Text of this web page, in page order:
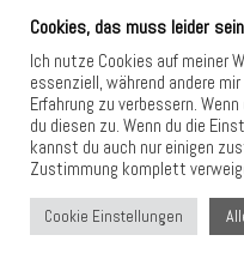
Danke-Geschenk
Mitbringsel
Adventskalender
Wichteln
Mit wenigen Anpassungen
Cookies, das muss leider
Ich nutze Cookies auf meiner
essenziell, während andere
Erfahrung zu verbessern.
du diesen zu. Wenn du die
kannst du auch nur einigen
Zustimmung komplett
Cookie Einstellungen